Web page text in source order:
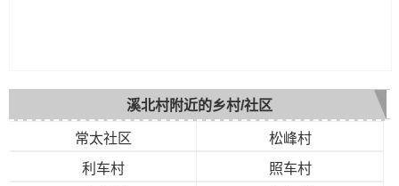
溪北村附近的乡村/社区
常太社区
松峰村
利车村
照车村